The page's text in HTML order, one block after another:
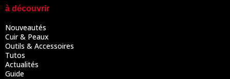
à découvrir
Nouveautés
Cuir & Peaux
Outils & Accessoires
Tutos
Actualités
Guide